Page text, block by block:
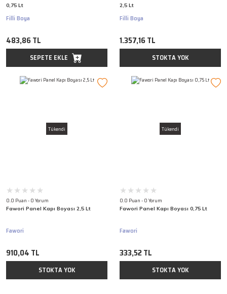
0,75 Lt
Filli Boya
483,86 TL
SEPETE EKLE
2,5 Lt
Filli Boya
1.357,16 TL
STOKTA YOK
Tükendi
0.0 Puan - 0 Yorum
Fawori Panel Kapı Boyası 2,5 Lt
Fawori
910,04 TL
STOKTA YOK
Tükendi
0.0 Puan - 0 Yorum
Fawori Panel Kapı Boyası 0,75 Lt
Fawori
333,52 TL
STOKTA YOK